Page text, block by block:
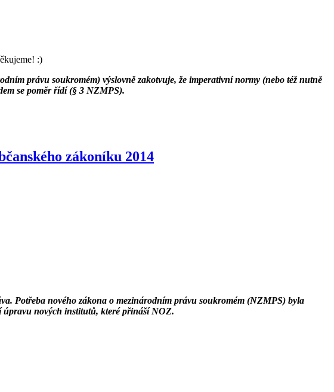
:)
právu soukromém) výslovně zakotvuje, že imperativní normy (nebo též nutně
se poměr řídí (§ 3 NZMPS).
zákoníku 2014
Potřeba nového zákona o mezinárodním právu soukromém (NZMPS) byla
nových institutů, které přináší NOZ.